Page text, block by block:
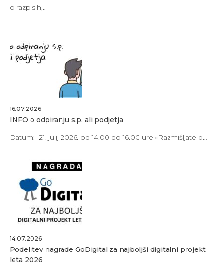
o razpisih,…
16.07.2026
INFO o odpiranju s.p. ali podjetja
Datum: 21. julij 2026, od 14.00 do 16.00 ure »Razmišljate o…
14.07.2026
Podelitev nagrade GoDigital za najboljši digitalni projekt
leta 2026